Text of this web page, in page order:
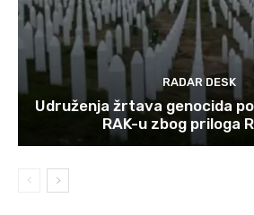
RADAR DESK
Udruženja žrtava genocida
RAK-u zbog priloga